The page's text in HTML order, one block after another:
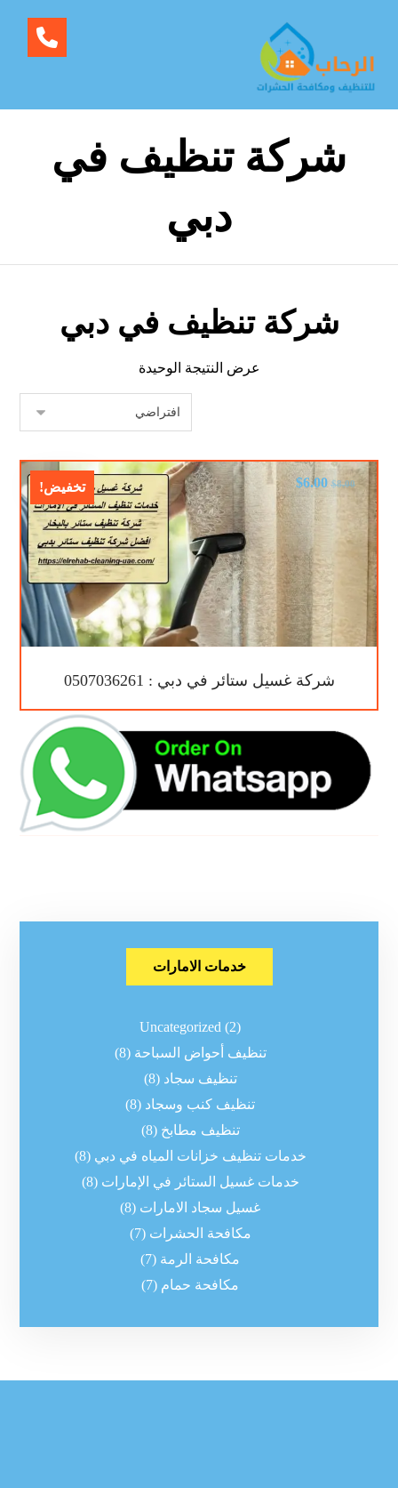
شركة تنظيف في
دبي
شركة تنظيف في دبي
عرض النتيجة الوحيدة
تخفيض!
شركة غسيل ستائر في دبي : 0507036261
$8.00
$6.00
خدمات الامارات
Uncategorized (2)
تنظيف أحواض السباحة (8)
تنظيف سجاد (8)
تنظيف كنب وسجاد (8)
تنظيف مطابخ (8)
خدمات تنظيف خزانات المياه في دبي (8)
خدمات غسيل الستائر في الإمارات (8)
غسيل سجاد الامارات (8)
مكافحة الحشرات (7)
مكافحة الرمة (7)
مكافحة حمام (7)